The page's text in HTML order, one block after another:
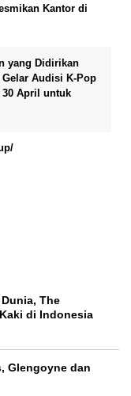
Kantor di
yang Didirikan
Audisi K-Pop
30 April untuk
The
di Indonesia
Glengoyne dan